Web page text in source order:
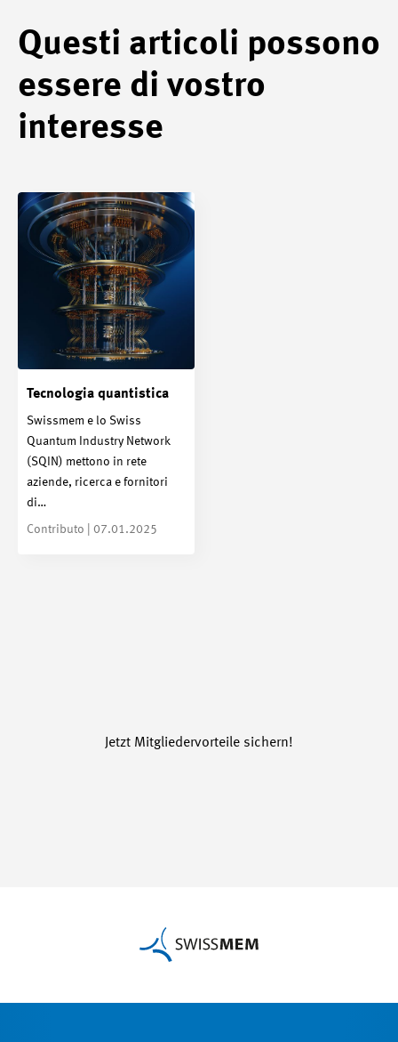
Questi articoli possono
essere di vostro
interesse
Tecnologia quantistica
Swissmem e lo Swiss
Quantum Industry Network
(SQIN) mettono in rete
aziende, ricerca e fornitori
di…
Contributo | 07.01.2025
Jetzt Mitgliedervorteile sichern!